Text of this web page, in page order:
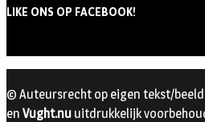
LIKE ONS OP FACEBOOK!
© Auteursrecht op eigen tekst/beeld
en Vught.nu uitdrukkelijk